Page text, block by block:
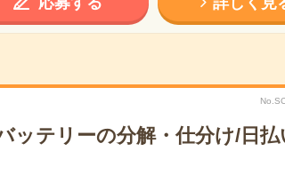
ッテリーの分解・仕分け/日